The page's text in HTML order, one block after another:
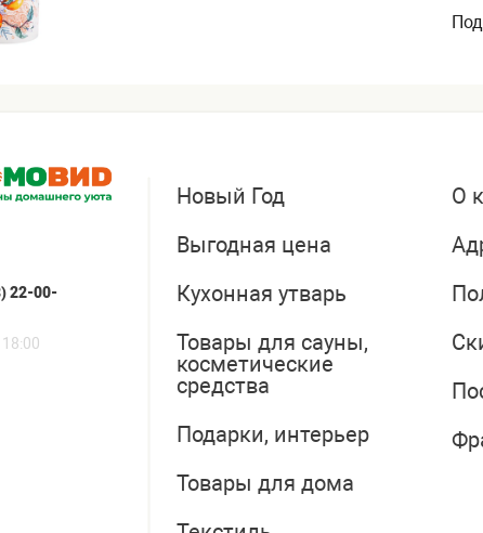
22-00-
18:00
Новый Год
Выгодная цена
Кухонная утварь
Товары для сауны,
косметические
средства
Подарки, интерьер
Товары для дома
О